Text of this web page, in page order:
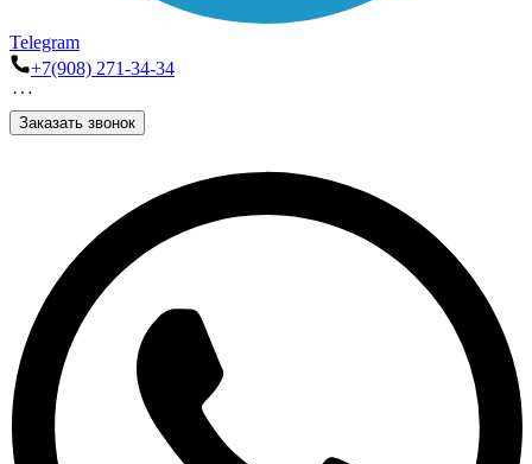
Telegram
+7(908) 271-34-34
Заказать звонок